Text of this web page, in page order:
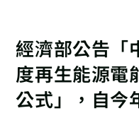
經濟部公告「
度再生能源電
公式」，自今